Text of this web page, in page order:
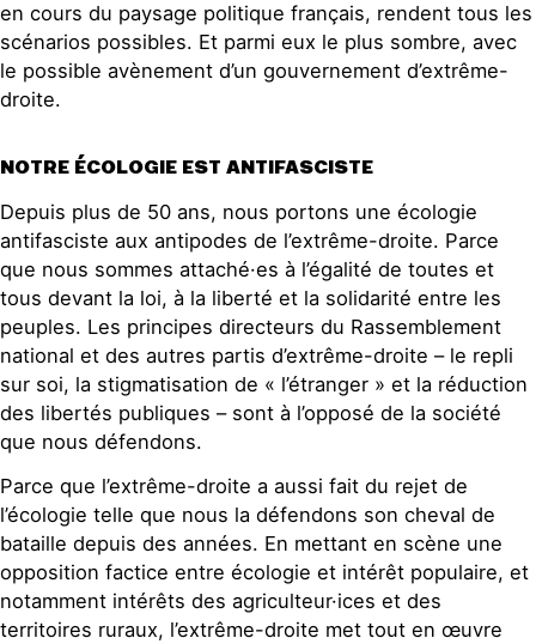
en cours du paysage politique français, rendent tous les
scénarios possibles. Et parmi eux le plus sombre, avec
le possible avènement d’un gouvernement d’extrême-
droite.
NOTRE ÉCOLOGIE EST ANTIFASCISTE
Depuis plus de 50 ans, nous portons une écologie
antifasciste aux antipodes de l’extrême-droite. Parce
que nous sommes attaché·es à l’égalité de toutes et
tous devant la loi, à la liberté et la solidarité entre les
peuples. Les principes directeurs du Rassemblement
national et des autres partis d’extrême-droite – le repli
sur soi, la stigmatisation de « l’étranger » et la réduction
des libertés publiques – sont à l’opposé de la société
que nous défendons.
Parce que l’extrême-droite a aussi fait du rejet de
l’écologie telle que nous la défendons son cheval de
bataille depuis des années. En mettant en scène une
opposition factice entre écologie et intérêt populaire, et
notamment intérêts des agriculteur·ices et des
territoires ruraux, l’extrême-droite met tout en œuvre